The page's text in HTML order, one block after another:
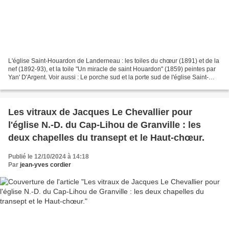
L'église Saint-Houardon de Landerneau : les toiles du chœur (1891) et de la
nef (1892-93), et la toile "Un miracle de saint Houardon" (1859) peintes par
Yan' D'Argent. Voir aussi : Le porche sud et la porte sud de l'église Saint-
Les vitraux de Jacques Le Chevallier pour
l'église N.-D. du Cap-Lihou de Granville : les
deux chapelles du transept et le Haut-chœur.
Publié le 12/10/2024 à 14:18
Par jean-yves cordier